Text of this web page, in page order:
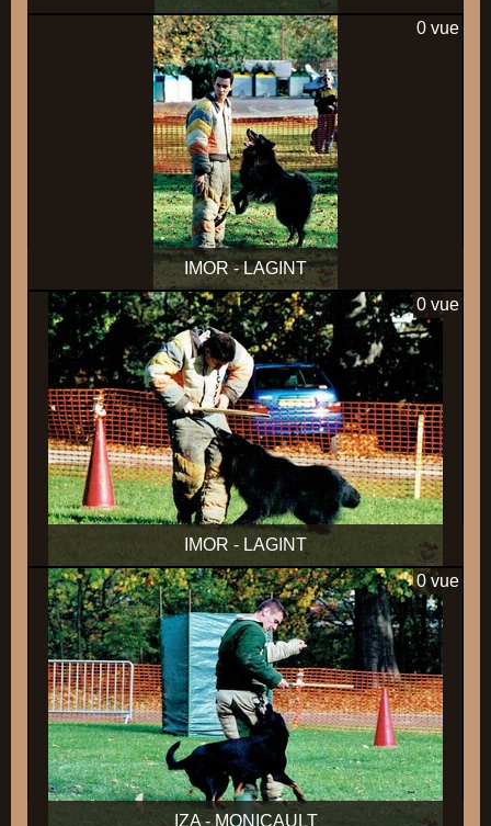
IMOR - LAGINT
0 vue
IMOR - LAGINT
0 vue
IZA - MONICAULT
0 vue